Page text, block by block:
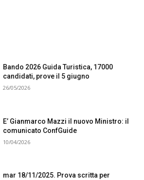
Bando 2026 Guida Turistica, 17000
candidati, prove il 5 giugno
26/05/2026
E’ Gianmarco Mazzi il nuovo Ministro: il
comunicato ConfGuide
10/04/2026
mar 18/11/2025. Prova scritta per